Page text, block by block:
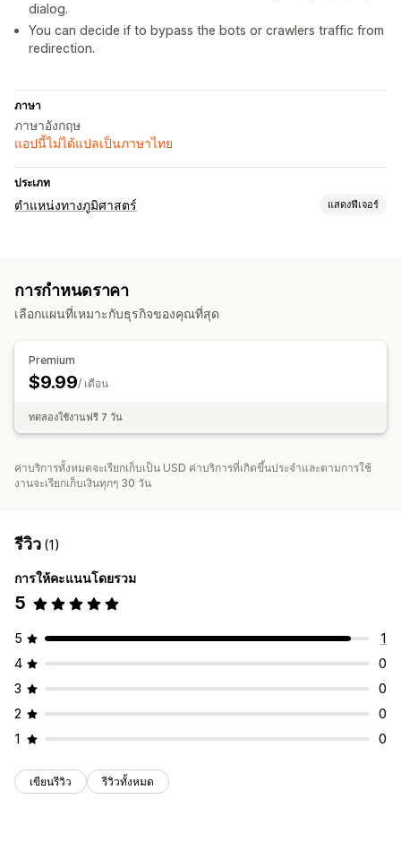
dialog.
You can decide if to bypass the bots or crawlers traffic from
redirection.
ภาษา
ภาษาอังกฤษ
แอปนี้ไม่ได้แปลเป็นภาษาไทย
ประเภท
ตำแหน่งทางภูมิศาสตร์ แสดงฟีเจอร์
การเปลี่ยนเส้นทาง
เปลี่ยนเส้นทางอัตโนมัติ
การตั้งค่าการแปล
การกำหนดราคา
เลือกแผนที่เหมาะกับธุรกิจของคุณที่สุด
Premium
$9.99/ เดือน
ทดลองใช้งานฟรี 7 วัน
ค่าบริการทั้งหมดจะเรียกเก็บเป็น USD ค่าบริการที่เกิดขึ้นประจำและตามการใช้
งานจะเรียกเก็บเงินทุกๆ 30 วัน
รีวิว (1)
การให้คะแนนโดยรวม
5
5
1
4
0
3
0
2
0
1
0
เขียนรีวิว รีวิวทั้งหมด